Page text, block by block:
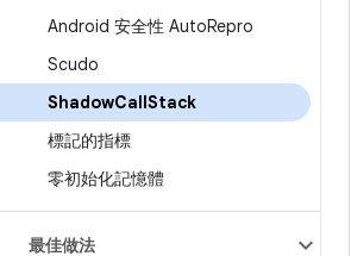
Android 安全性 AutoRepro
Scudo
ShadowCallStack
標記的指標
零初始化記憶體
最佳做法